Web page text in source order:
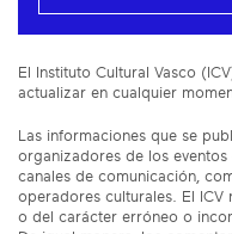
El Instituto Cultural Vasco
actualizar en cualquier
Las informaciones que se
organizadores de los
canales de comunicación,
operadores culturales. El ICV
o del carácter erróneo o